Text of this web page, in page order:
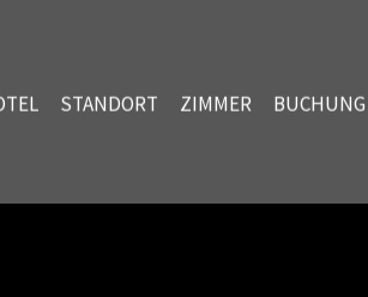
STANDORT ZIMMER BUCHUNG